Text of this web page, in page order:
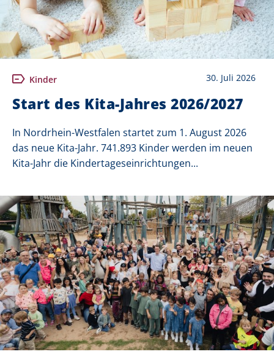
Kinder 30. Juli 2026
Start des Kita-Jahres 2026/2027
In Nordrhein-Westfalen startet zum 1. August 2026
das neue Kita-Jahr. 741.893 Kinder werden im neuen
Kita-Jahr die Kindertageseinrichtungen...